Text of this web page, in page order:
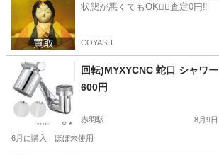
状態が悪くてもOK🙆‍♀️査定0円‼️
COYASH
回転)MYXYCNC 蛇口 シャワー
600円
赤羽駅 8月9日
6月に購入 ほぼ未使用